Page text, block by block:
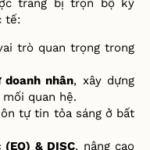
c trang bị trọn bộ kỹ
tế:
trò quan trọng trong
doanh nhân, xây dựng
mối quan hệ.
tựtin tỏa sáng ở bất
& DISC, nâng cao